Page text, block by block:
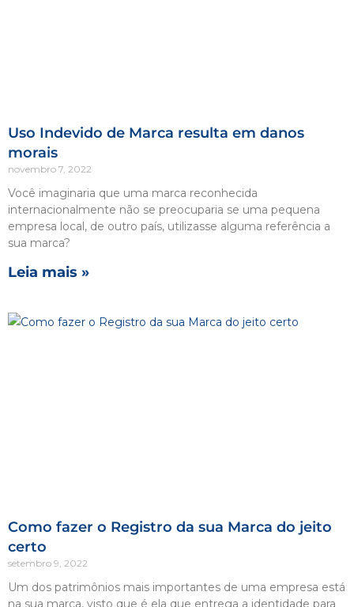
Uso Indevido de Marca resulta em danos
morais
novembro 7, 2022
Você imaginaria que uma marca reconhecida
internacionalmente não se preocuparia se uma pequena
empresa local, de outro país, utilizasse alguma referência a
sua marca?
Leia mais »
Como fazer o Registro da sua Marca do jeito
certo
setembro 9, 2022
Um dos patrimônios mais importantes de uma empresa está
na sua marca, visto que é ela que entrega a identidade para